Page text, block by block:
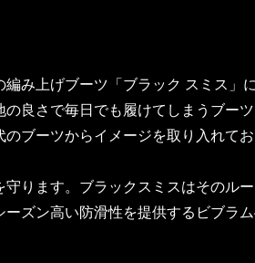
み上げブーツ「ブラック スミス」に
良さで毎日でも履けてしまうブーツ
ブーツからイメージを取り入れて
ります。ブラックスミスはそのル
ズン高い防滑性を提供するビブラ